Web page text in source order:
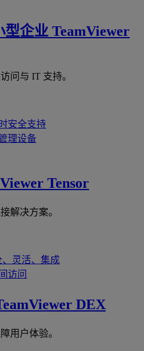
型企业 TeamViewer
问与 IT 支持。
安全支持
理设备
Tensor
解决方案。
、灵活、集成
访问
DEX
用户体验。